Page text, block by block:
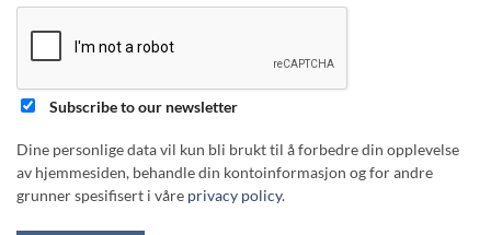
Subscribe to our newsletter
Dine personlige data vil kun bli brukt til å forbedre din opplevelse
av hjemmesiden, behandle din kontoinformasjon og for andre
grunner spesifisert i våre privacy policy.